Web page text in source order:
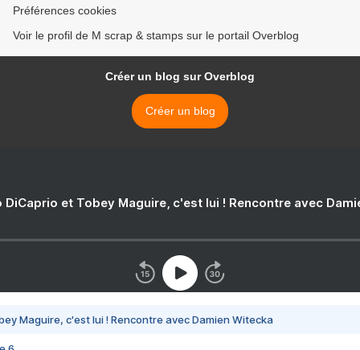
Préférences cookies
Voir le profil de M scrap & stamps sur le portail Overblog
Créer un blog sur Overblog
Créer un blog
DiCaprio et Tobey Maguire, c'est lui ! Rencontre avec
Maguire, c'est lui ! Rencontre avec Damien Witecka